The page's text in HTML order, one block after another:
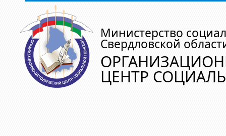
Министерство
Свердловской
ЦЕНТР